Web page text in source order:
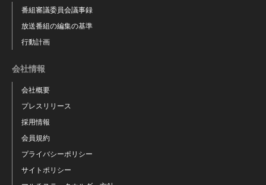
番組審議委員会議事録
放送番組の編集の基準
行動計画
会社情報
会社概要
プレスリリース
採用情報
会員規約
プライバシーポリシー
サイトポリシー